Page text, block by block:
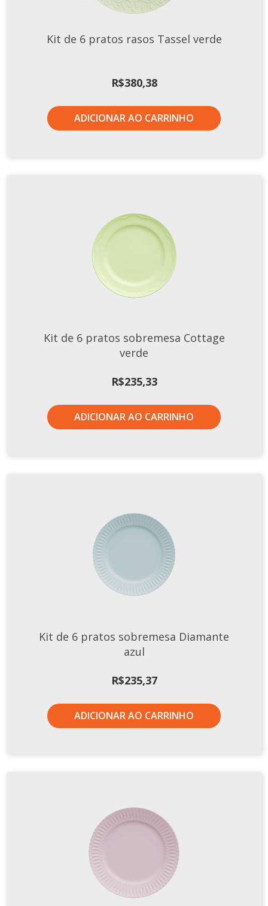
Kit de 6 pratos rasos Tassel verde
R$380,38
ADICIONAR AO CARRINHO
Kit de 6 pratos sobremesa Cottage
verde
R$235,33
ADICIONAR AO CARRINHO
Kit de 6 pratos sobremesa Diamante
azul
R$235,37
ADICIONAR AO CARRINHO